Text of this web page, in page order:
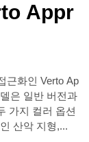
Appr
근화인 Verto Ap
은 일반 버전과
가지 컬러 옵션
적인 산악 지형,...